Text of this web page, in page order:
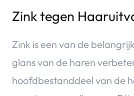
Zink tegen
Zink is een van de
glans van de haren
hoofdbestanddeel van de